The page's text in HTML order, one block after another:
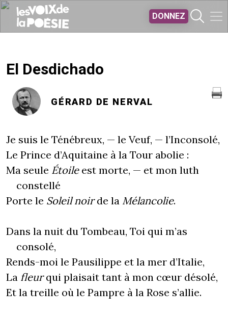
DONNEZ
El Desdichado
GÉRARD DE NERVAL
Je suis le Ténébreux, — le Veuf, — l’Inconsolé,
Le Prince d’Aquitaine à la Tour abolie :
Ma seule Étoileest morte, — et mon luth
constellé
Porte le Soleil noirde la Mélancolie.
Dans la nuit du Tombeau, Toi qui m’as
consolé,
Rends-moi le Pausilippe et la mer d’Italie,
La fleurqui plaisait tant à mon cœur désolé,
Et la treille où le Pampre à la Rose s’allie.